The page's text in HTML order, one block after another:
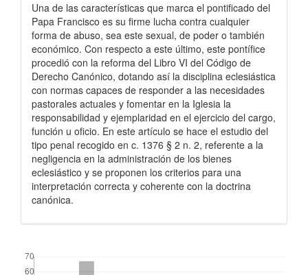
Una de las características que marca el pontificado del
Papa Francisco es su firme lucha contra cualquier
forma de abuso, sea este sexual, de poder o también
económico. Con respecto a este último, este pontífice
procedió con la reforma del Libro VI del Código de
Derecho Canónico, dotando así la disciplina eclesiástica
con normas capaces de responder a las necesidades
pastorales actuales y fomentar en la Iglesia la
responsabilidad y ejemplaridad en el ejercicio del cargo,
función u oficio. En este artículo se hace el estudio del
tipo penal recogido en c. 1376 § 2 n. 2, referente a la
negligencia en la administración de los bienes
eclesiástico y se proponen los criterios para una
interpretación correcta y coherente con la doctrina
canónica.